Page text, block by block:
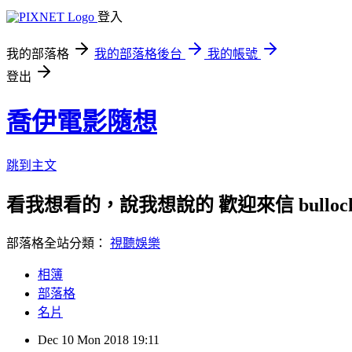
登入
我的部落格 我的部落格後台
我的帳號
登出
喬伊電影隨想
跳到主文
看我想看的，說我想說的 歡迎來信
部落格全站分類： 視聽娛樂
相簿
部落格
名片
Dec 10 Mon 2018 19:11